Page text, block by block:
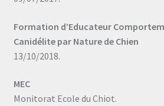
Formation d’Educateur
Canidélite par Nature de Chien
13/10/2018.
MEC
Monitorat Ecole du Chiot.